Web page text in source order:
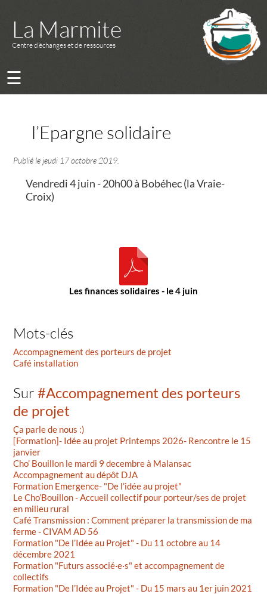
La Marmite
Centre d’échanges et de ressources
☰
l’Epargne solidaire
Publié le jeudi 17 octobre 2019
Vendredi 4 juin - 20h00 à Bobéhec (la Vraie-
Croix)
Les finances solidaires - le 4 juin
Mots-clés
Accompagnement des porteurs de projet
Café installation
Sur#Accompagnement des porteurs
de projet
Ça parle de nous :)
[Formation]- Idée au projet Printemps 2026- Rencontre le 15
janvier
Cho’ Bouillon le mardi 9 decembre à Malansac
Accompagnement au dépôt DJA
Formation Emergence- "De l’idée au projet"
Le Cho’Bouillon - Accueil collectif pour porteur/ses de projet
en milieu rural
Café Transmission : Comment préparer la transmission de ma
ferme - CIVAM AD 56
Formation "De l’Idée au Projet" - Du 11 octobre au 14
décembre 2021
Formation "Futurs associé·e·s" et accompagnement de
collectifs
Formation "De l’Idée au Projet" - Du 15 mars au 1er juin 2021